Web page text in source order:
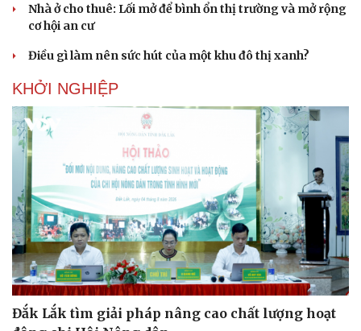
Nhà ở cho thuê: Lối mở để bình ổn thị trường và mở rộng
cơ hội an cư
Điều gì làm nên sức hút của một khu đô thị xanh?
KHỞI NGHIỆP
Đắk Lắk tìm giải pháp nâng cao chất lượng hoạt